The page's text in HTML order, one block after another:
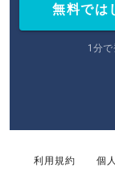
無料では
1分
利用規約 個